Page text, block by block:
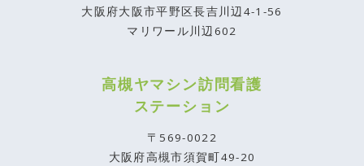
大阪府大阪市平野区長吉川辺4-1-56
マリワール川辺602
高槻ヤマシン訪問看護
ステーション
〒569-0022
大阪府高槻市須賀町49-20